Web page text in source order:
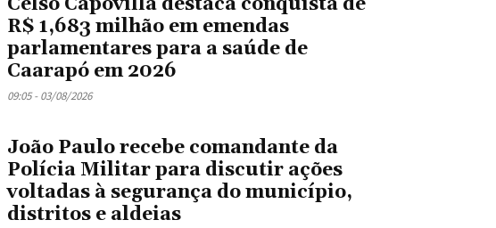
Celso Capovilla destaca conquista de
R$ 1,683 milhão em emendas
parlamentares para a saúde de
Caarapó em 2026
09:05 - 03/08/2026
João Paulo recebe comandante da
Polícia Militar para discutir ações
voltadas à segurança do município,
distritos e aldeias